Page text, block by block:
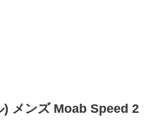
メンズ Moab Speed 2